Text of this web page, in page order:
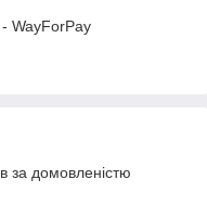
WayForPay
за домовленістю